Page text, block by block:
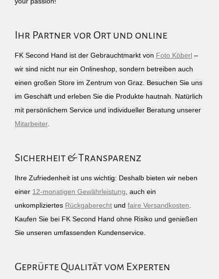
Ihr Partner vor Ort und online
FK Second Hand ist der Gebrauchtmarkt von Foto Köberl –
wir sind nicht nur ein Onlineshop, sondern betreiben auch
einen großen Store im Zentrum von Graz. Besuchen Sie uns
im Geschäft und erleben Sie die Produkte hautnah. Natürlich
mit persönlichem Service und individueller Beratung unserer
Mitarbeiter.
Sicherheit & Transparenz
Ihre Zufriedenheit ist uns wichtig: Deshalb bieten wir neben
einer 12-monatigen Gewährleistung , auch ein
unkompliziertes Rückgaberecht und faire Versandkosten
Kaufen Sie bei FK Second Hand ohne Risiko und genießen
Sie unseren umfassenden Kundenservice.
Geprüfte Qualität vom Experten